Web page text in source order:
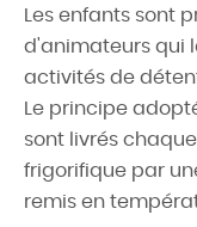
Les enfants sont
d'animateurs qui
activités de
Le principe
sont livrés
frigorifique par
remis en